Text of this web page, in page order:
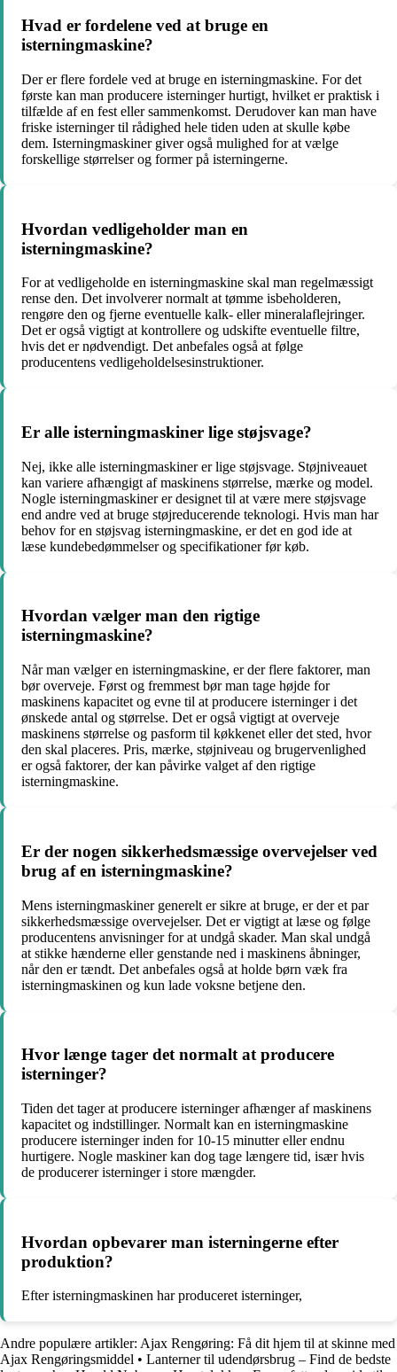
Hvad er fordelene ved at bruge en
isterningmaskine?
Der er flere fordele ved at bruge en isterningmaskine. For det
første kan man producere isterninger hurtigt, hvilket er praktisk i
tilfælde af en fest eller sammenkomst. Derudover kan man have
friske isterninger til rådighed hele tiden uden at skulle købe
dem. Isterningmaskiner giver også mulighed for at vælge
forskellige størrelser og former på isterningerne.
Hvordan vedligeholder man en
isterningmaskine?
For at vedligeholde en isterningmaskine skal man regelmæssigt
rense den. Det involverer normalt at tømme isbeholderen,
rengøre den og fjerne eventuelle kalk- eller mineralaflejringer.
Det er også vigtigt at kontrollere og udskifte eventuelle filtre,
hvis det er nødvendigt. Det anbefales også at følge
producentens vedligeholdelsesinstruktioner.
Er alle isterningmaskiner lige støjsvage?
Nej, ikke alle isterningmaskiner er lige støjsvage. Støjniveauet
kan variere afhængigt af maskinens størrelse, mærke og model.
Nogle isterningmaskiner er designet til at være mere støjsvage
end andre ved at bruge støjreducerende teknologi. Hvis man har
behov for en støjsvag isterningmaskine, er det en god ide at
læse kundebedømmelser og specifikationer før køb.
Hvordan vælger man den rigtige
isterningmaskine?
Når man vælger en isterningmaskine, er der flere faktorer, man
bør overveje. Først og fremmest bør man tage højde for
maskinens kapacitet og evne til at producere isterninger i det
ønskede antal og størrelse. Det er også vigtigt at overveje
maskinens størrelse og pasform til køkkenet eller det sted, hvor
den skal placeres. Pris, mærke, støjniveau og brugervenlighed
er også faktorer, der kan påvirke valget af den rigtige
isterningmaskine.
Er der nogen sikkerhedsmæssige overvejelser ved
brug af en isterningmaskine?
Mens isterningmaskiner generelt er sikre at bruge, er der et par
sikkerhedsmæssige overvejelser. Det er vigtigt at læse og følge
producentens anvisninger for at undgå skader. Man skal undgå
at stikke hænderne eller genstande ned i maskinens åbninger,
når den er tændt. Det anbefales også at holde børn væk fra
isterningmaskinen og kun lade voksne betjene den.
Hvor længe tager det normalt at producere
isterninger?
Tiden det tager at producere isterninger afhænger af maskinens
kapacitet og indstillinger. Normalt kan en isterningmaskine
producere isterninger inden for 10-15 minutter eller endnu
hurtigere. Nogle maskiner kan dog tage længere tid, især hvis
de producerer isterninger i store mængder.
Hvordan opbevarer man isterningerne efter
produktion?
Efter isterningmaskinen har produceret isterninger,
Andre populære artikler: Ajax Rengøring: Få dit hjem til at skinne med
Ajax Rengøringsmiddel • Lanterner til udendørsbrug – Find de bedste